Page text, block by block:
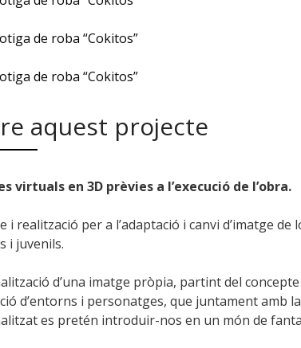
aquest projecte
virtuals en 3D prèvies a l’execució de l’obra.
i realització per a l’adaptació i canvi d’imatge
i juvenils.
d’una imatge pròpia, partint del
d’entorns i personatges, que juntament amb
es pretén introduir-nos en un món de